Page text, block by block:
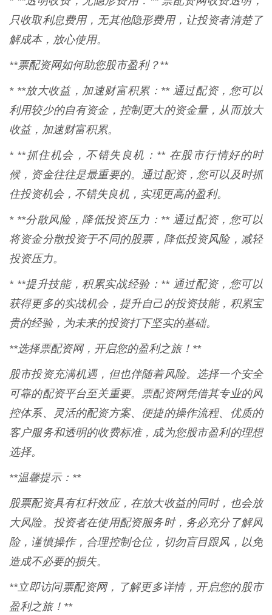
只收取利息费用，无其他隐形费用，让投资者清楚了
解成本，放心使用。
**票配资网如何助您股市盈利？**
* **放大收益，加速财富积累：** 通过配资，您可以
利用较少的自有资金，控制更大的资金量，从而放大
收益，加速财富积累。
* **抓住机会，不错失良机：** 在股市行情好的时
候，资金往往是最重要的。通过配资，您可以及时抓
住投资机会，不错失良机，实现更高的盈利。
* **分散风险，降低投资压力：** 通过配资，您可以
将资金分散投资于不同的股票，降低投资风险，减轻
投资压力。
* **提升技能，积累实战经验：** 通过配资，您可以
获得更多的实战机会，提升自己的投资技能，积累宝
贵的经验，为未来的投资打下坚实的基础。
**选择票配资网，开启您的盈利之旅！**
股市投资充满机遇，但也伴随着风险。选择一个安全
可靠的配资平台至关重要。票配资网凭借其专业的风
控体系、灵活的配资方案、便捷的操作流程、优质的
客户服务和透明的收费标准，成为您股市盈利的理想
选择。
**温馨提示：**
股票配资具有杠杆效应，在放大收益的同时，也会放
大风险。投资者在使用配资服务时，务必充分了解风
险，谨慎操作，合理控制仓位，切勿盲目跟风，以免
造成不必要的损失。
**立即访问票配资网，了解更多详情，开启您的股市
盈利之旅！**